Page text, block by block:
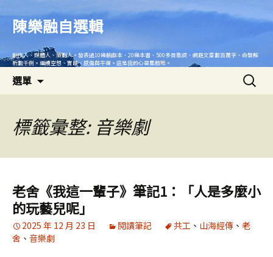
內
陳樂融自選輯
創作人、媒體人、策劃人。發表過10幾齣劇本、20幾本書、500多首歌詞、網路文章數百萬字、命盤解
析數千例。繼續空想、實踐、感傷與平復。這是我的心靈集散地。
選單
搜
尋
標籤彙整: 音樂劇
老舍《我這一輩子》筆記1：「人是多麼小
的玩藝兒呢」
2025 年 12 月 23 日 閱讀筆記 共工 、 山海經傳 、 老
舍 、 音樂劇